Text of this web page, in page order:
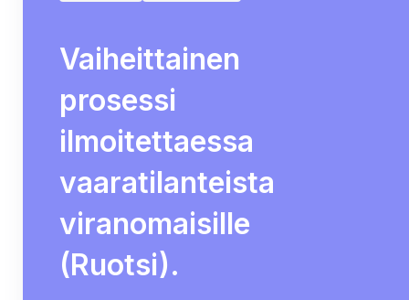
Vaiheittainen
prosessi
ilmoitettaessa
vaaratilanteista
viranomaisille
(Ruotsi).